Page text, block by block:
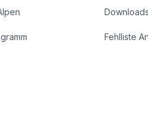
Fehlliste